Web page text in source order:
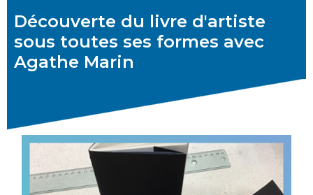
Découverte du livre d'artiste
sous toutes ses formes avec
Agathe Marin